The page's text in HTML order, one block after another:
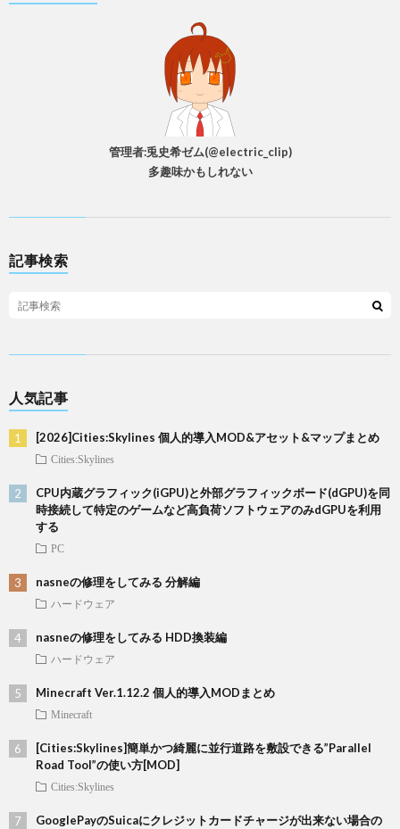
管理者:兎史希ゼム(@electric_clip)
多趣味かもしれない
記事検索
人気記事
[2026]Cities:Skylines 個人的導入MOD&アセット&マップまとめ
Cities:Skylines
CPU内蔵グラフィック(iGPU)と外部グラフィックボード(dGPU)を同
時接続して特定のゲームなど高負荷ソフトウェアのみdGPUを利用
する
PC
nasneの修理をしてみる 分解編
ハードウェア
nasneの修理をしてみる HDD換装編
ハードウェア
Minecraft Ver.1.12.2 個人的導入MODまとめ
Minecraft
[Cities:Skylines]簡単かつ綺麗に並行道路を敷設できる”Parallel
Road Tool”の使い方[MOD]
Cities:Skylines
GooglePayのSuicaにクレジットカードチャージが出来ない場合の